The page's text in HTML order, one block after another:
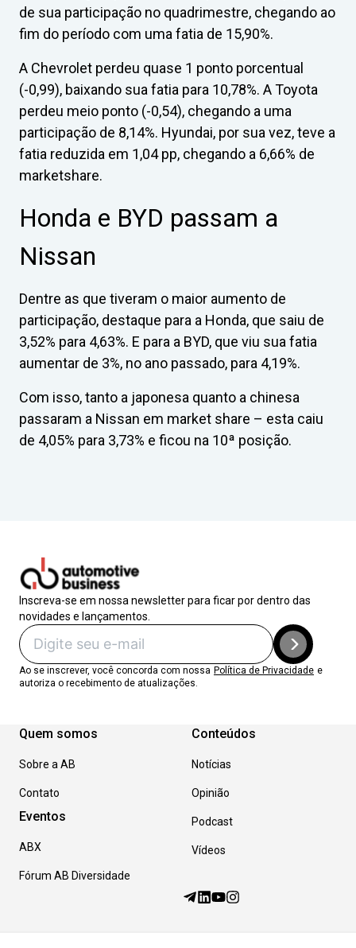
de sua participação no quadrimestre, chegando ao
fim do período com uma fatia de 15,90%.
A Chevrolet perdeu quase 1 ponto porcentual
(-0,99), baixando sua fatia para 10,78%. A Toyota
perdeu meio ponto (-0,54), chegando a uma
participação de 8,14%. Hyundai, por sua vez, teve a
fatia reduzida em 1,04 pp, chegando a 6,66% de
marketshare.
Honda e BYD passam a
Nissan
Dentre as que tiveram o maior aumento de
participação, destaque para a Honda, que saiu de
3,52% para 4,63%. E para a BYD, que viu sua fatia
aumentar de 3%, no ano passado, para 4,19%.
Com isso, tanto a japonesa quanto a chinesa
passaram a Nissan em market share – esta caiu
de 4,05% para 3,73% e ficou na 10ª posição.
Inscreva-se em nossa newsletter para ficar por dentro das
novidades e lançamentos.
Ao se inscrever, você concorda com nossa Política de Privacidade e
autoriza o recebimento de atualizações.
Quem somos
Sobre a AB
Contato
Eventos
ABX
Fórum AB Diversidade
Conteúdos
Notícias
Opinião
Podcast
Vídeos